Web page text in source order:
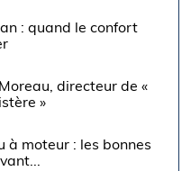
: quand le confort
directeur de «
»
à moteur : les bonnes